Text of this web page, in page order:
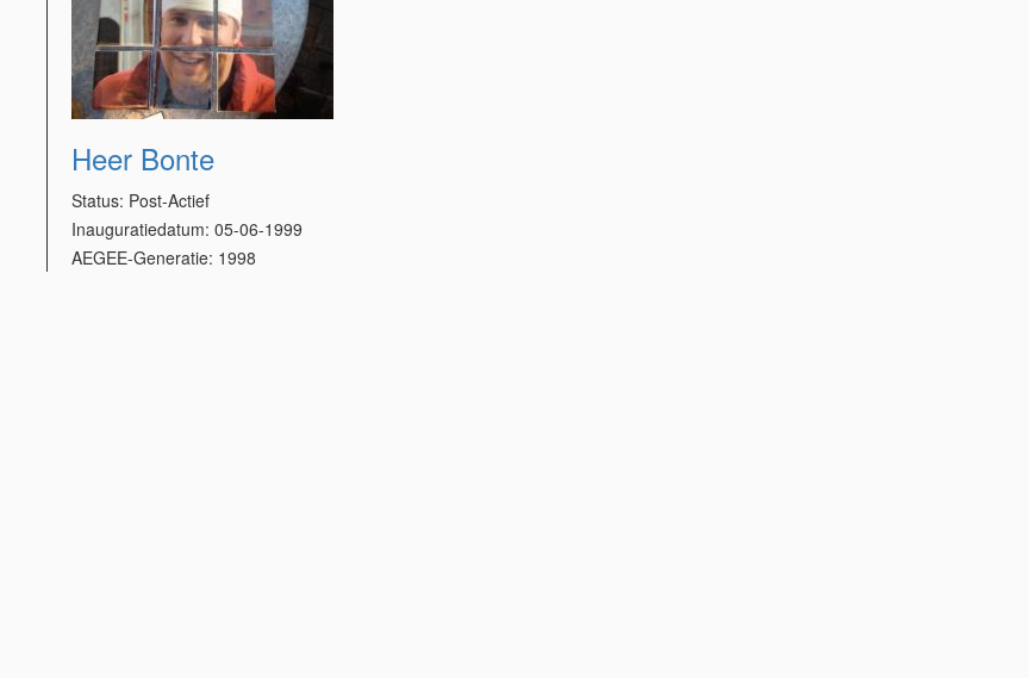
Heer Bonte
Status: Post-Actief
Inauguratiedatum:05-06-1999
AEGEE-Generatie: 1998